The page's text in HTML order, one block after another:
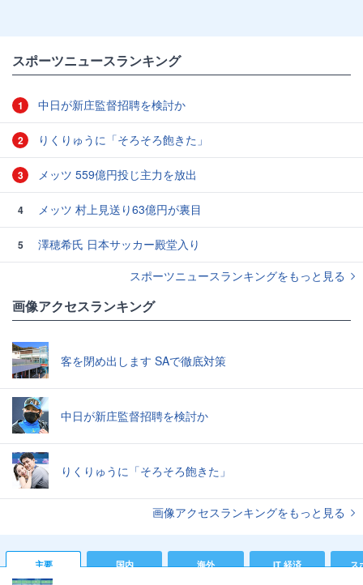
スポーツニュースランキング
1 中日が新庄監督招聘を検討か
2 りくりゅうに「そろそろ飽きた」
3 メッツ 559億円投じ主力を放出
4 メッツ 村上見送り63億円が裏目
5
澤穂希氏 日本サッカー殿堂入り
スポーツニュースランキングをもっと見る
画像アクセスランキング
客を閉め出します SAで徹底対策
中日が新庄監督招聘を検討か
りくりゅうに「そろそろ飽きた」
画像アクセスランキングをもっと見る
主要 国内 海外 IT 経済 ス